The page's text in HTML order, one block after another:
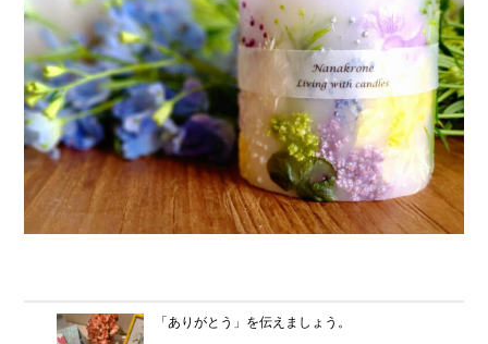
「ありがとう」を伝えましょう。